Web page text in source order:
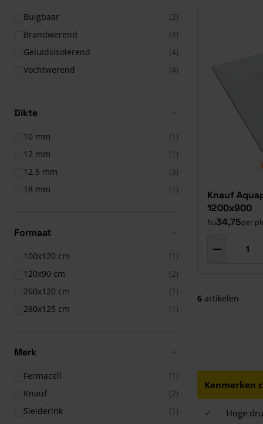
Buigbaar (2)
Brandwerend
(4)
Geluidsisolerend
(4)
Vochtwerend
(4) producten
Dikte
10 mm
(1)
12 mm
(1)
12,5 mm
(3)
18 mm
(1)
Formaat
100x120 cm
(1)
120x90 cm
(2)
260x120 cm
(1)
280x125 cm
(1)
Merk
Fermacell
(1)
Knauf
(2)
Sleiderink
(1)
Knauf
1200x900
Nu34,75per
6 artikelen
Kenmerken
✓ Hoge